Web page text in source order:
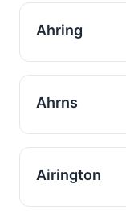
Ahring
Ahrns
Airington